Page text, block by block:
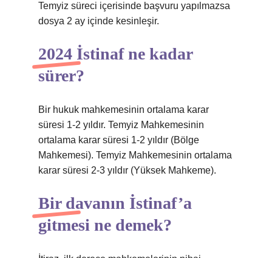
Temyiz süreci içerisinde başvuru yapılmazsa
dosya 2 ay içinde kesinleşir.
2024 İstinaf ne kadar
sürer?
Bir hukuk mahkemesinin ortalama karar
süresi 1-2 yıldır. Temyiz Mahkemesinin
ortalama karar süresi 1-2 yıldır (Bölge
Mahkemesi). Temyiz Mahkemesinin ortalama
karar süresi 2-3 yıldır (Yüksek Mahkeme).
Bir davanın İstinaf’a
gitmesi ne demek?